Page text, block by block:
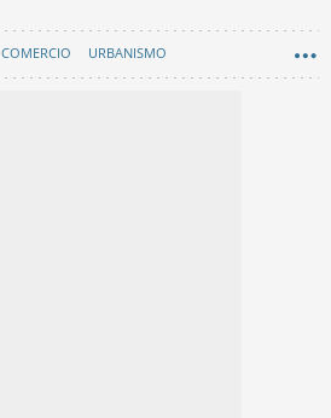
COMERCIO URBANISMO